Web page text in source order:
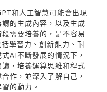
和人工智慧可能會出現
的生成內容，以及生成
需要培養的，是不容易
學習力、創新能力、耐
AI不斷發展的情況下，
，培養運算思維和程式
作，並深入了解自己，
的動力。